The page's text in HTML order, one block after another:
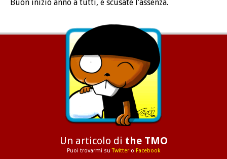
Buon inizio anno a tutti, e scusate l’assenza.
Un articolo di the TMO
Puoi trovarmi suTwittero Facebook